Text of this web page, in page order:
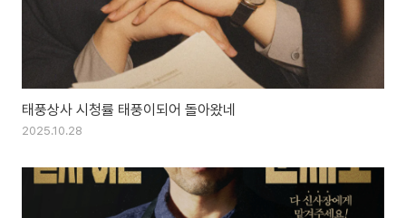
태풍상사 시청률 태풍이되어 돌아왔네
2025.10.28